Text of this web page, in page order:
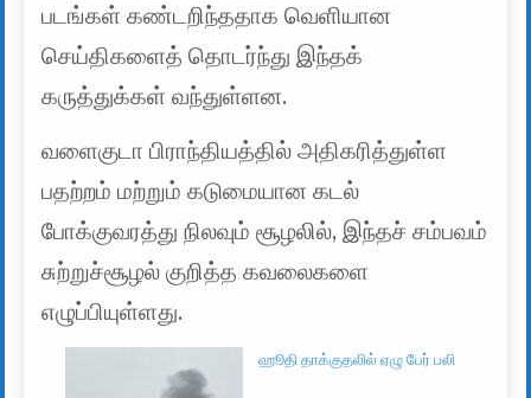
படங்கள் கண்டறிந்ததாக வெளியான
செய்திகளைத் தொடர்ந்து இந்தக்
கருத்துக்கள் வந்துள்ளன.
வளைகுடா பிராந்தியத்தில் அதிகரித்துள்ள
பதற்றம் மற்றும் கடுமையான கடல்
போக்குவரத்து நிலவும் சூழலில், இந்தச் சம்பவம்
சுற்றுச்சூழல் குறித்த கவலைகளை
எழுப்பியுள்ளது.
ஹூதி தாக்குதலில் ஏழு பேர் பலி